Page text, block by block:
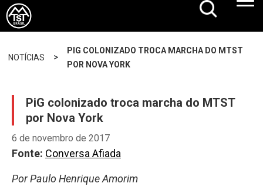
NOTÍCIAS >
PIG COLONIZADO TROCA MARCHA DO MTST
POR NOVA YORK
PiG colonizado troca marcha do MTST
por Nova York
6 de novembro de 2017
Fonte: Conversa Afiada
Por Paulo Henrique Amorim